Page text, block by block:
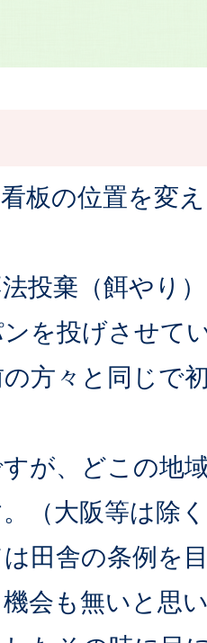
板の位置を変
投棄（餌やり
を投げさせて
方々と同じで
が、どこの地
（大阪等は除
田舎の条例を
会も無いと思